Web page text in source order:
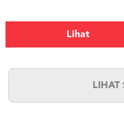
Lihat
LIHAT